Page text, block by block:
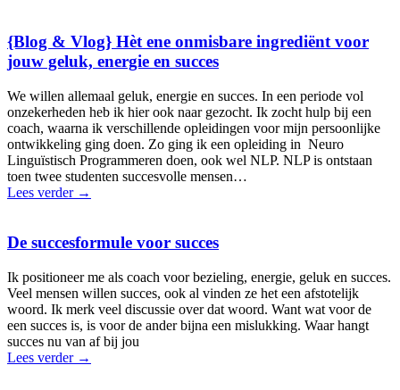
{Blog & Vlog} Hèt ene onmisbare ingrediënt voor
jouw geluk, energie en succes
We willen allemaal geluk, energie en succes. In een periode vol
onzekerheden heb ik hier ook naar gezocht. Ik zocht hulp bij een
coach, waarna ik verschillende opleidingen voor mijn persoonlijke
ontwikkeling ging doen. Zo ging ik een opleiding in Neuro
Linguïstisch Programmeren doen, ook wel NLP. NLP is ontstaan
toen twee studenten succesvolle mensen…
Lees verder →
De succesformule voor succes
Ik positioneer me als coach voor bezieling, energie, geluk en succes.
Veel mensen willen succes, ook al vinden ze het een afstotelijk
woord. Ik merk veel discussie over dat woord. Want wat voor de
een succes is, is voor de ander bijna een mislukking. Waar hangt
succes nu van af bij jou
Lees verder →